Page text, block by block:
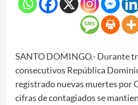
SANTO DOMINGO.- Durante
consecutivos República
registrado nuevas muertes por
cifras de contagiados se